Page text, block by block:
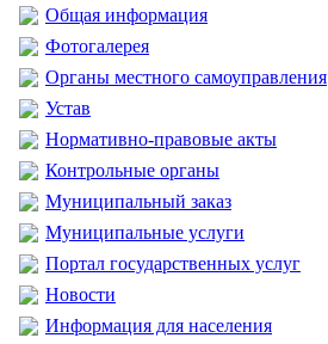
Общая информация
Фотогалерея
Органы местного самоуправления
Устав
Нормативно-правовые акты
Контрольные органы
Муниципальный заказ
Муниципальные услуги
Портал государственных услуг
Новости
Информация для населения